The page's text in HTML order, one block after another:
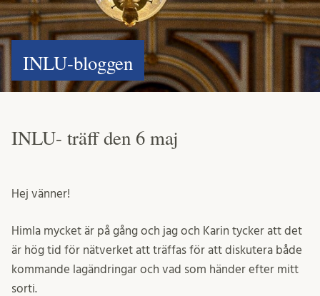
INLU-bloggen
INLU- träff den 6 maj
Hej vänner!
Himla mycket är på gång och jag och Karin tycker att det
är hög tid för nätverket att träffas för att diskutera både
kommande lagändringar och vad som händer efter mitt
sorti.